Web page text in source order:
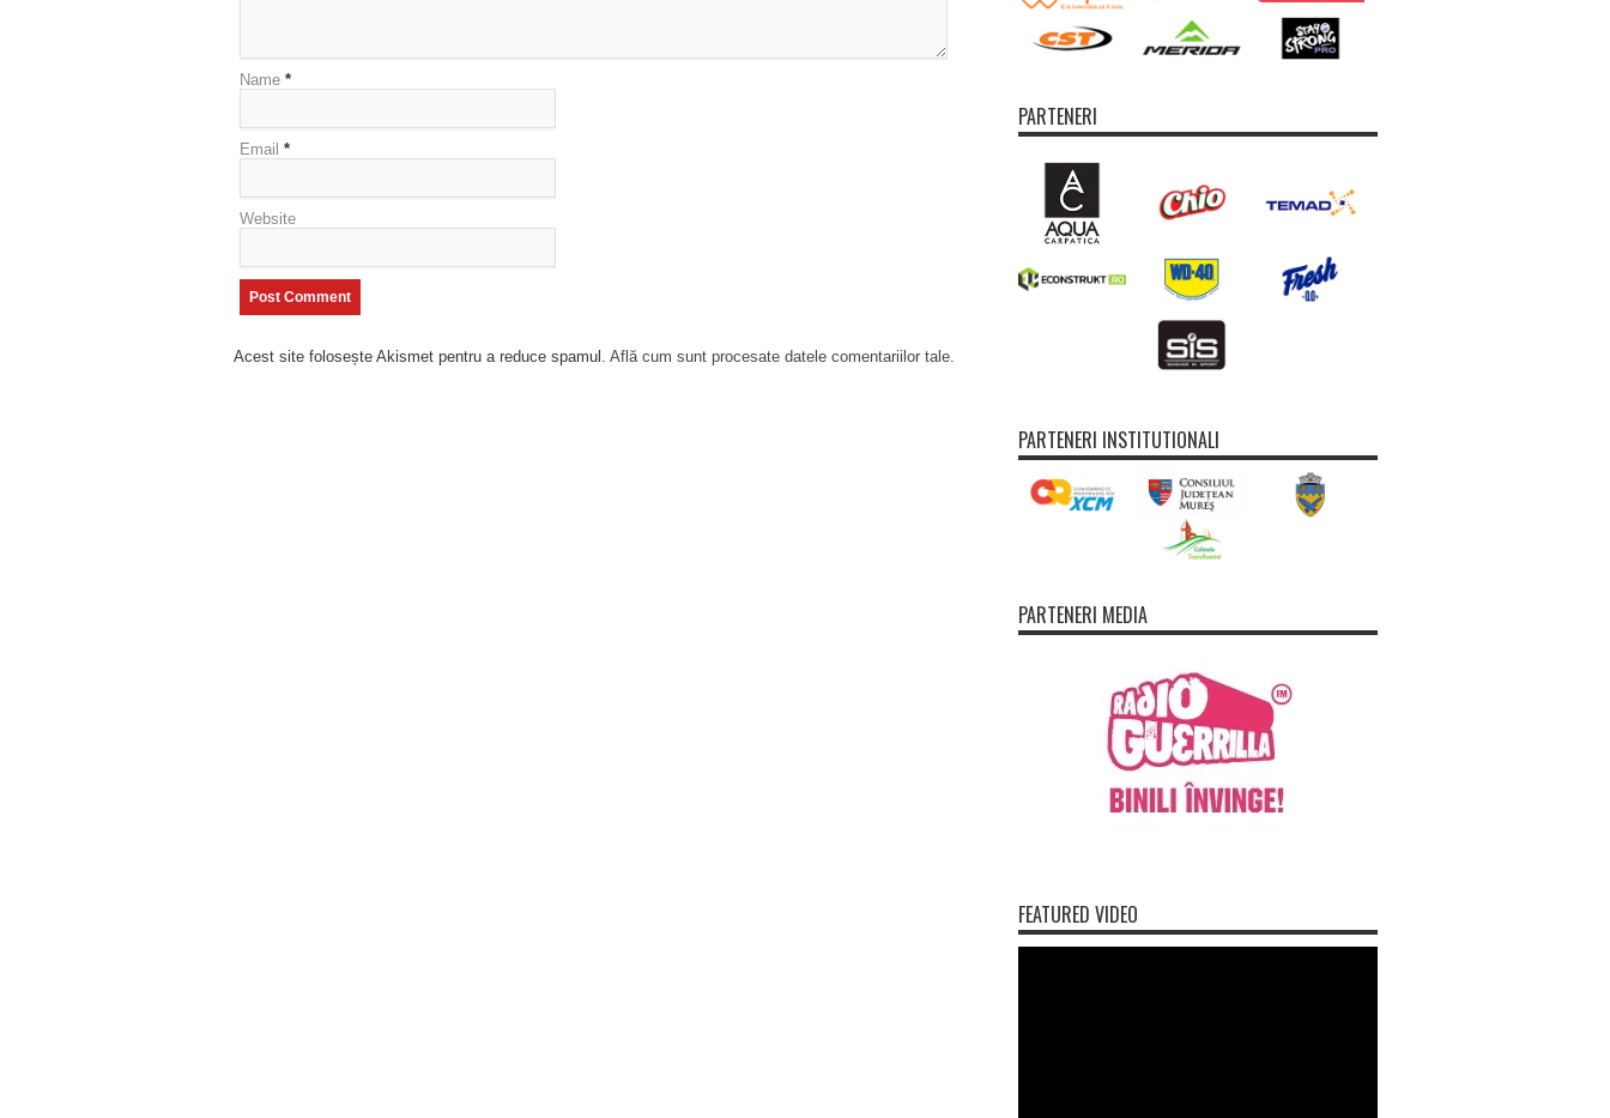
Name *
Email *
Website
Acest site folosește Akismet pentru a reduce spamul. Află cum sunt procesate datele comentariilor tale.
PARTENERI
PARTENERI INSTITUTIONALI
PARTENERI MEDIA
FEATURED VIDEO